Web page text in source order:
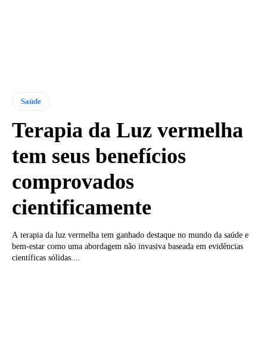
Saúde
Terapia da Luz vermelha
tem seus benefícios
comprovados
cientificamente
A terapia da luz vermelha tem ganhado destaque no mundo da saúde e
bem-estar como uma abordagem não invasiva baseada em evidências
científicas sólidas....